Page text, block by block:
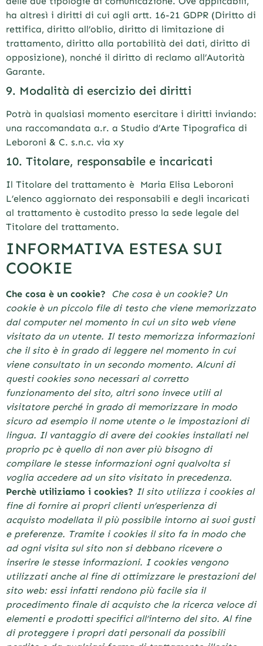
ha altresì i diritti di cui agli artt. 16-21 GDPR (Diritto di
rettifica, diritto all’oblio, diritto di limitazione di
trattamento, diritto alla portabilità dei dati, diritto di
opposizione), nonché il diritto di reclamo all’Autorità
Garante.
9. Modalità di esercizio dei diritti
Potrà in qualsiasi momento esercitare i diritti inviando:
una raccomandata a.r. a Studio d’Arte Tipografica di
Leboroni & C. s.n.c. via xy
10. Titolare, responsabile e incaricati
Il Titolare del trattamento è Maria Elisa Leboroni
L’elenco aggiornato dei responsabili e degli incaricati
al trattamento è custodito presso la sede legale del
Titolare del trattamento.
INFORMATIVA ESTESA SUI
COOKIE
Che cosa è un cookie?
Che cosa è un cookie? Un
cookie è un piccolo file di testo che viene memorizzato
dal computer nel momento in cui un sito web viene
visitato da un utente. Il testo memorizza informazioni
che il sito è in grado di leggere nel momento in cui
viene consultato in un secondo momento. Alcuni di
questi cookies sono necessari al corretto
funzionamento del sito, altri sono invece utili al
visitatore perché in grado di memorizzare in modo
sicuro ad esempio il nome utente o le impostazioni di
lingua. Il vantaggio di avere dei cookies installati nel
proprio pc è quello di non aver più bisogno di
compilare le stesse informazioni ogni qualvolta si
voglia accedere ad un sito visitato in precedenza.
Perchè utiliziamo i cookies? Il sito utilizza i cookies al
fine di fornire ai propri clienti un’esperienza di
acquisto modellata il più possibile intorno ai suoi gusti
e preferenze. Tramite i cookies il sito fa in modo che
ad ogni visita sul sito non si debbano ricevere o
inserire le stesse informazioni. I cookies vengono
utilizzati anche al fine di ottimizzare le prestazioni del
sito web: essi infatti rendono più facile sia il
procedimento finale di acquisto che la ricerca veloce di
elementi e prodotti specifici all’interno del sito. Al fine
di proteggere i propri dati personali da possibili